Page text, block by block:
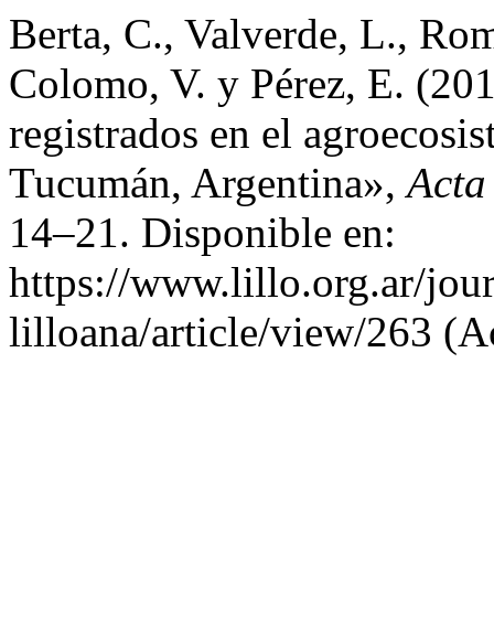
Berta, C., Valverde, L.,
Colomo, V. y Pérez, E.
registrados en el
Tucumán, Argentina»,
14–21. Disponible en:
https://www.lillo.org.ar/
lilloana/article/view/263